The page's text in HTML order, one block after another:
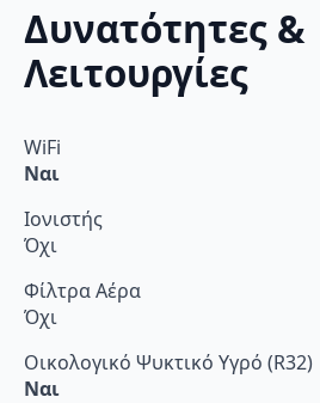
Δυνατότητες &
Λειτουργίες
WiFi
Ναι
Ιονιστής
Όχι
Φίλτρα Αέρα
Όχι
Οικολογικό Ψυκτικό Υγρό (R32)
Ναι